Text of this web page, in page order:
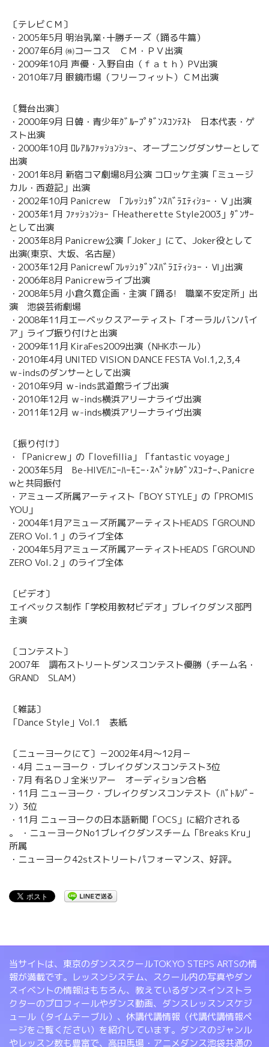
〔テレビＣＭ〕
・2005年5月 明治乳業･十勝チーズ（踊る牛篇）
・2007年6月 ㈱コーコス ＣＭ・ＰＶ出演
・2009年10月 声優・入野自由（ｆａｔｈ）PV出演
・2010年7月 眼鏡市場（フリーフィット）ＣＭ出演
〔舞台出演〕
・2000年9月 日韓・青少年ｸﾞﾙｰﾌﾟﾀﾞﾝｽｺﾝﾃｽﾄ 日本代表・ゲ
スト出演
・2000年10月 ﾛﾚｱﾙﾌｧｯｼｮﾝｼｮｰ、オープニングダンサーとして
出演
・2001年8月 新宿コマ劇場8月公演 コロッケ主演「ミュージ
カル・西遊記」出演
・2002年10月 Panicrew ｢ﾌﾚｯｼｭﾀﾞﾝｽﾊﾞﾗｴﾃｨｼｮｰ・Ⅴ｣出演
・2003年1月 ﾌｧｯｼｮﾝｼｮｰ「Heatherette Style2003」ﾀﾞﾝｻｰ
として出演
・2003年8月 Panicrew公演「Joker」にて、Joker役として
出演(東京、大坂、名古屋)
・2003年12月 Panicrew｢ﾌﾚｯｼｭﾀﾞﾝｽﾊﾞﾗｴﾃｨｼｮｰ・Ⅵ｣出演
・2006年8月 Panicrewライブ出演
・2008年5月 小倉久寛企画・主演「踊る! 職業不安定所」出
演 池袋芸術劇場
・2008年11月エーベックスアーティスト「オーラルバンパイ
ア」ライブ振り付けと出演
・2009年11月 KiraFes2009出演（NHKホール）
・2010年4月 UNITED VISION DANCE FESTA Vol.1,2,3,4
ｗ-indsのダンサーとして出演
・2010年9月 ｗ-inds武道館ライブ出演
・2010年12月 ｗ-inds横浜アリーナライヴ出演
・2011年12月 ｗ-inds横浜アリーナライヴ出演
〔振り付け〕
・「Panicrew」の「lovefillia」「fantastic voyage」
・2003年5月 Be-HIVEﾊﾆｰﾊｰﾓﾆｰ･ｽﾍﾟｼｬﾙﾀﾞﾝｽｺｰﾅｰ､Panicre
wと共同振付
・アミューズ所属アーティスト「BOY STYLE」の「PROMIS
YOU」
・2004年1月アミューズ所属アーティストHEADS「GROUND
ZERO Vol.１」のライブ全体
・2004年5月アミューズ所属アーティストHEADS「GROUND
ZERO Vol.２」のライブ全体
〔ビデオ〕
エイベックス制作「学校用教材ビデオ」ブレイクダンス部門
主演
〔コンテスト〕
2007年 調布ストリートダンスコンテスト優勝（チーム名・
GRAND SLAM）
〔雑誌〕
「Dance Style」Vol.1 表紙
〔ニューヨークにて〕－2002年4月～12月－
・4月 ニューヨーク・ブレイクダンスコンテスト3位
・7月 有名ＤＪ全米ツアー オーディション合格
・11月 ニューヨーク・ブレイクダンスコンテスト（ﾊﾞﾄﾙｿﾞｰ
ﾝ）3位
・11月 ニューヨークの日本語新聞「OCS」に紹介される
。 ・ニューヨークNo1ブレイクダンスチーム「Breaks Kru」
所属
・ニューヨーク42stストリートパフォーマンス、好評。
当サイトは、東京のダンススクールTOKYO STEPS ARTSの情
報が満載です。レッスンシステム、スクール内の写真やダン
スイベントの情報はもちろん、教えているダンスインストラ
クターのプロフィールやダンス動画、ダンスレッスンスケジ
ュール（タイムテーブル）、休講代講情報（代講代講情報ペ
ージをご覧ください）を紹介しています。ダンスのジャンル
やレッスン数も豊富で、高田馬場・アニメダンス池袋共通の